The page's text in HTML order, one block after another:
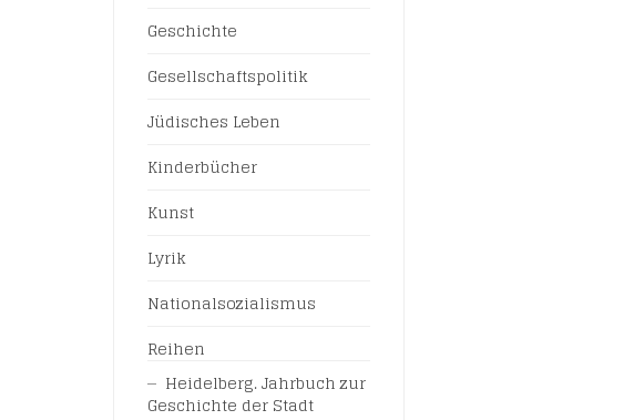
Geschichte
Gesellschaftspolitik
Jüdisches Leben
Kinderbücher
Kunst
Lyrik
Nationalsozialismus
Reihen
Heidelberg. Jahrbuch zur
Geschichte der Stadt